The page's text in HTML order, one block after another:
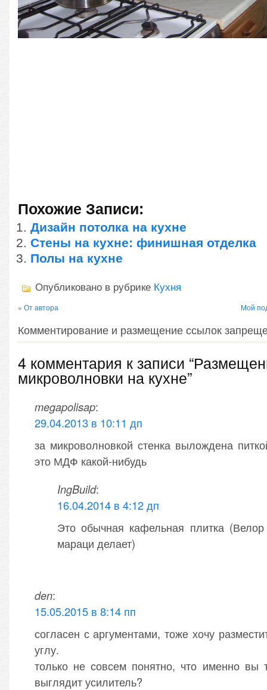
Похожие Записи:
Дизайн потолка на кухне
Стены на кухне: финишная отделка
Полы на кухне
Опубликовано в рубрике Кухня
« От автора Мой
Комментирование и размещение ссылок
4 комментария к записи
микроволновки на кухне”
megapolisap:
29.04.2013 в 10:11 дп
за микроволновкой стенка вылождена
это МДФ какой-нибудь
IngBuild:
16.04.2014 в 4:12 дп
Это обычная кафельная плитка
мараци делает)
den:
15.05.2015 в 8:14 пп
согласен с аргументами, тоже хочу
углу.
только не совсем понятно, что именно вы
выглядит усилитель?